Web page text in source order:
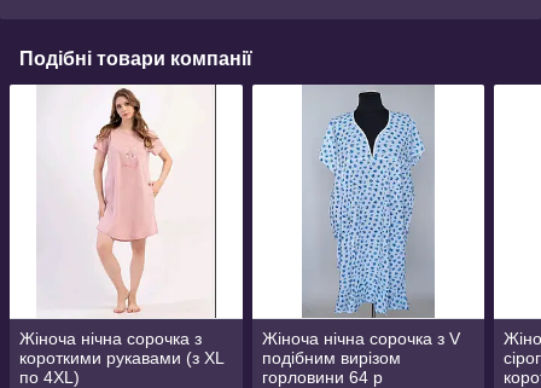
Подібні товари компанії
Жіноча нічна сорочка з
короткими рукавами (з XL
по 4XL)
Жіноча нічна сорочка з V
подібним вирізом
горловини 64 р